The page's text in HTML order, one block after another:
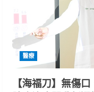
醫療
【海福刀】無傷